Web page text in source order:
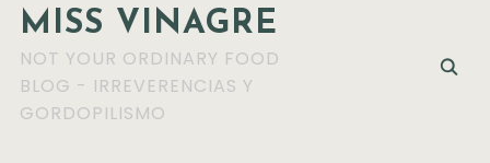
MISS VINAGRE
NOT YOUR ORDINARY FOOD
BLOG - IRREVERENCIAS Y
GORDOPILISMO